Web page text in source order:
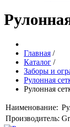
Главная /
Каталог /
Заборы и
Рулонная
Рулонная
Наименование:
Производитель: